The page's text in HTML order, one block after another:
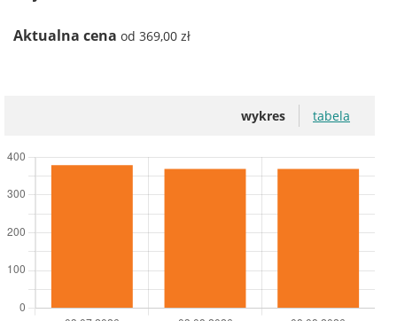
Aktualna cena od 369,00 zł
wykres tabela